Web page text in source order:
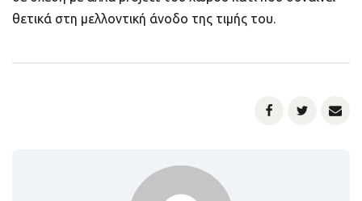
θετικά στη μελλοντική άνοδο της τιμής του.